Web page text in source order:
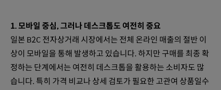
1. 모바일 중심, 그러나 데스크톱도 여전히 중요
일본 B2C 전자상거래 시장에서는 전체 온라인 매출의 절반 이
상이 모바일을 통해 발생하고 있습니다. 하지만 구매를 최종 확
정하는 단계에서는 여전히 데스크톱을 활용하는 소비자도 많
습니다. 특히 가격 비교나 상세 검토가 필요한 고관여 상품일수